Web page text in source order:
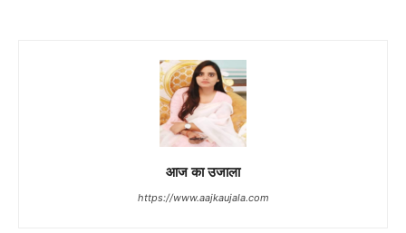
आज का उजाला
https://www.aajkaujala.com